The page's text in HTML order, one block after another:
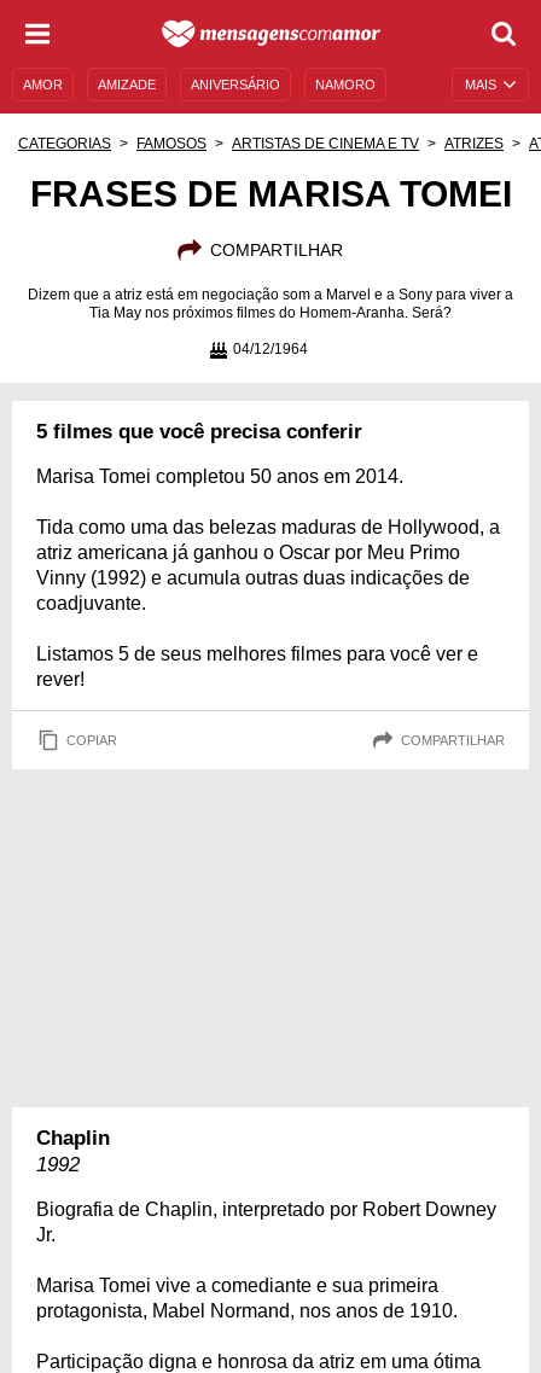
MAIS
AMOR AMIZADE ANIVERSÁRIO NAMORO
CATEGORIAS FAMOSOS ARTISTAS DE CINEMA E TV ATRIZES
FRASES DE MARISA TOMEI
COMPARTILHAR
Dizem que a atriz está em negociação som a Marvel e a Sony para viver a
Tia May nos próximos filmes do Homem-Aranha. Será?
04/12/1964
5 filmes que você precisa conferir
Marisa Tomei completou 50 anos em 2014.
Tida como uma das belezas maduras de Hollywood, a
atriz americana já ganhou o Oscar por Meu Primo
Vinny (1992) e acumula outras duas indicações de
coadjuvante.
Listamos 5 de seus melhores filmes para você ver e
rever!
COPIAR COMPARTILHAR
Chaplin
1992
Biografia de Chaplin, interpretado por Robert Downey
Jr.
Marisa Tomei vive a comediante e sua primeira
protagonista, Mabel Normand, nos anos de 1910.
Participação digna e honrosa da atriz em uma ótima